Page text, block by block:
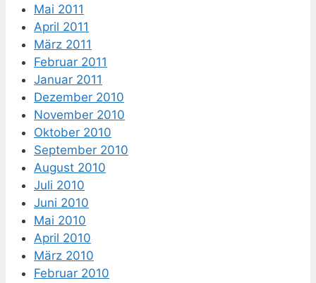
Mai 2011
April 2011
März 2011
Februar 2011
Januar 2011
Dezember 2010
November 2010
Oktober 2010
September 2010
August 2010
Juli 2010
Juni 2010
Mai 2010
April 2010
März 2010
Februar 2010